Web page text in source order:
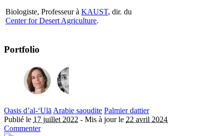
Biologiste, Professeur à KAUST, dir. du
Center for Desert Agriculture.
Portfolio
Oasis d’al-‘Ulā Arabie saoudite Palmier dattier
Publié le 17 juillet 2022 - Mis à jour le 22 avril 2024
Commenter